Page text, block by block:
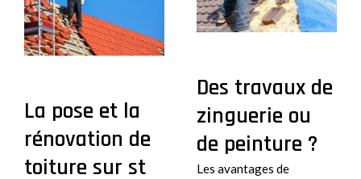
La pose et la
rénovation de
toiture sur st
Des travaux de
zinguerie ou
de peinture ?
Les avantages de